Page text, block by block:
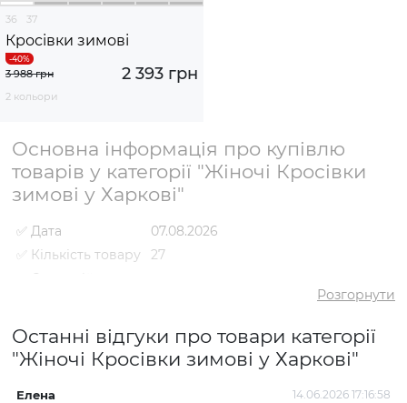
36 37
Кросівки зимові
2 393 грн
3 988 грн
2 кольори
Основна інформація про купівлю
товарів у категорії "Жіночі Кросівки
зимові у Харкові"
✅ Дата
07.08.2026
✅ Кількість товару
27
✅ Середній
✅ Найдешевший
товар
1547 грн
товар
Розгорнути
Останні відгуки про товари категорії
"Жіночі Кросівки зимові у Харкові"
Елена 14.06.2026 17:16:58